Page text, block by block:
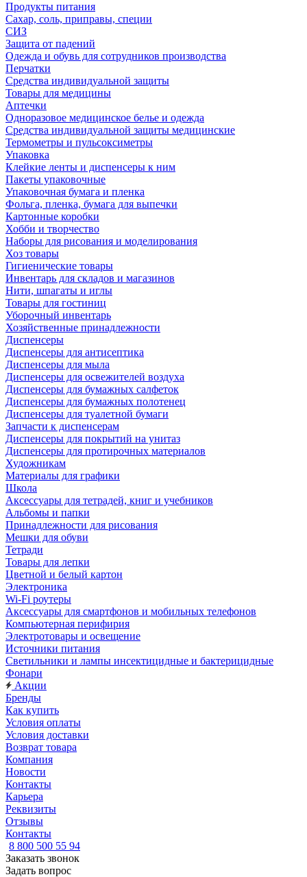
Продукты питания
Сахар, соль, приправы, специи
СИЗ
Защита от падений
Одежда и обувь для сотрудников производства
Перчатки
Средства индивидуальной защиты
Товары для медицины
Аптечки
Одноразовое медицинское белье и одежда
Средства индивидуальной защиты медицинские
Термометры и пульсоксиметры
Упаковка
Клейкие ленты и диспенсеры к ним
Пакеты упаковочные
Упаковочная бумага и пленка
Фольга, пленка, бумага для выпечки
Картонные коробки
Хобби и творчество
Наборы для рисования и моделирования
Хоз товары
Гигиенические товары
Инвентарь для складов и магазинов
Нити, шпагаты и иглы
Товары для гостиниц
Уборочный инвентарь
Хозяйственные принадлежности
Диспенсеры
Диспенсеры для антисептика
Диспенсеры для мыла
Диспенсеры для освежителей воздуха
Диспенсеры для бумажных салфеток
Диспенсеры для бумажных полотенец
Диспенсеры для туалетной бумаги
Запчасти к диспенсерам
Диспенсеры для покрытий на унитаз
Диспенсеры для протирочных материалов
Художникам
Материалы для графики
Школа
Аксессуары для тетрадей, книг и учебников
Альбомы и папки
Принадлежности для рисования
Мешки для обуви
Тетради
Товары для лепки
Цветной и белый картон
Электроника
Wi-Fi роутеры
Аксессуары для смартфонов и мобильных телефонов
Компьютерная перифирия
Электротовары и освещение
Источники питания
Светильники и лампы инсектицидные и бактерицидные
Фонари
Акции
Бренды
Как купить
Условия оплаты
Условия доставки
Возврат товара
Компания
Новости
Контакты
Карьера
Реквизиты
Отзывы
Контакты
8 800 500 55 94
Заказать звонок
Задать вопрос